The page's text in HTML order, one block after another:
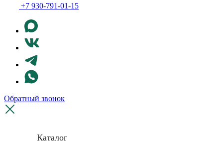
+7 930-791-01-15
Обратный звонок
Каталог